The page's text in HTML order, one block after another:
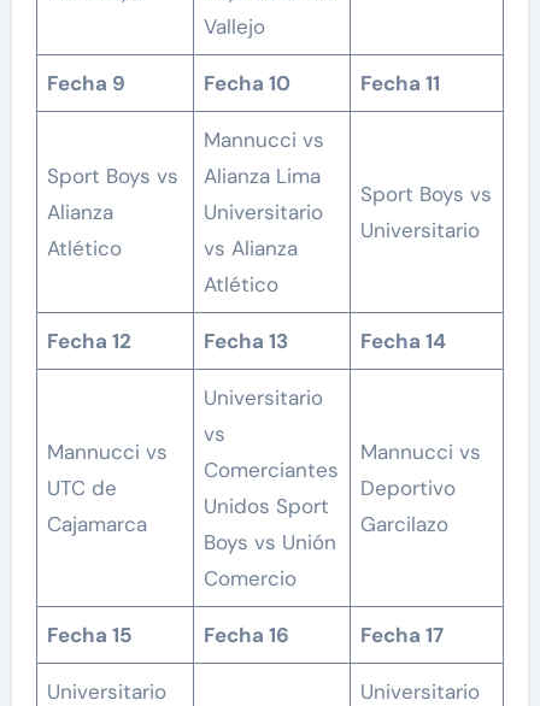
Vallejo
Fecha 9 Fecha 10 Fecha 11
Sport Boys vs
Alianza
Atlético
Mannucci vs
Alianza Lima
Universitario
vs Alianza
Atlético
Sport Boys vs
Universitario
Fecha 12 Fecha 13 Fecha 14
Mannucci vs
UTC de
Cajamarca
Universitario
vs
Comerciantes
Unidos Sport
Boys vs Unión
Comercio
Mannucci vs
Deportivo
Garcilazo
Fecha 15 Fecha 16 Fecha 17
Universitario
Universitario